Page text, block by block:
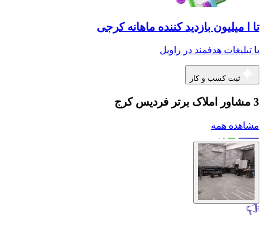
تا ا میلیون بازدید کننده ماهانه کرجی
با تبلیغات هدفمند در راویل
ثبت کسب و کار
3 مشاور املاک برتر فردیس کرج
مشاهده همه